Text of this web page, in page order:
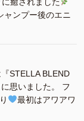
ャンプー後のエニ
STELLA BLEND
思いました。 フ
最初はアワアワ